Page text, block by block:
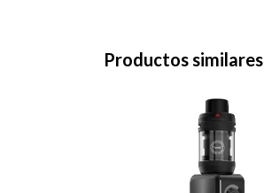
Productos similares